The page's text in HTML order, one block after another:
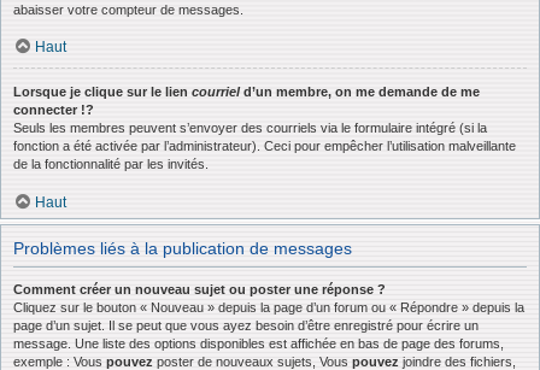
abaisser votre compteur de messages.
Haut
Lorsque je clique sur le lien courrield’un membre, on me demande de me
connecter !?
Seuls les membres peuvent s’envoyer des courriels via le formulaire intégré (si la
fonction a été activée par l’administrateur). Ceci pour empêcher l’utilisation malveillante
de la fonctionnalité par les invités.
Haut
Problèmes liés à la publication de messages
Comment créer un nouveau sujet ou poster une réponse ?
Cliquez sur le bouton « Nouveau » depuis la page d’un forum ou « Répondre » depuis la
page d’un sujet. Il se peut que vous ayez besoin d’être enregistré pour écrire un
message. Une liste des options disponibles est affichée en bas de page des forums,
exemple : Vous pouvez poster de nouveaux sujets, Vous pouvez joindre des fichiers,